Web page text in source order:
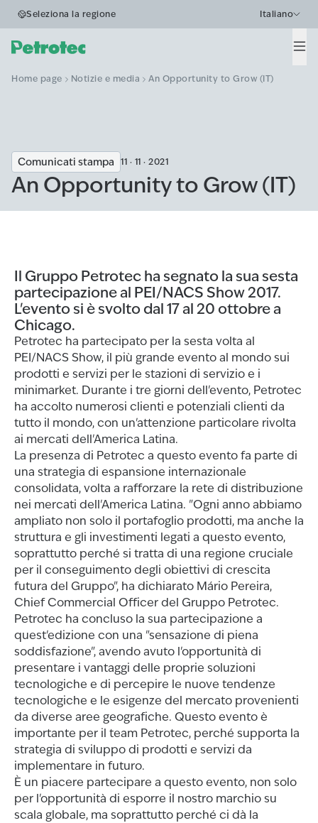
Seleziona la regione Italiano
Home page Notizie e media An Opportunity to Grow (IT)
Comunicati stampa 11 · 11 · 2021
An Opportunity to Grow (IT)
Il Gruppo Petrotec ha segnato la sua sesta
partecipazione al PEI/NACS Show 2017.
L'evento si è svolto dal 17 al 20 ottobre a
Chicago.
Petrotec ha partecipato per la sesta volta al
PEI/NACS Show, il più grande evento al mondo sui
prodotti e servizi per le stazioni di servizio e i
minimarket. Durante i tre giorni dell'evento, Petrotec
ha accolto numerosi clienti e potenziali clienti da
tutto il mondo, con un'attenzione particolare rivolta
ai mercati dell'America Latina.
La presenza di Petrotec a questo evento fa parte di
una strategia di espansione internazionale
consolidata, volta a rafforzare la rete di distribuzione
nei mercati dell'America Latina. "Ogni anno abbiamo
ampliato non solo il portafoglio prodotti, ma anche la
struttura e gli investimenti legati a questo evento,
soprattutto perché si tratta di una regione cruciale
per il conseguimento degli obiettivi di crescita
futura del Gruppo", ha dichiarato Mário Pereira,
Chief Commercial Officer del Gruppo Petrotec.
Petrotec ha concluso la sua partecipazione a
quest'edizione con una "sensazione di piena
soddisfazione", avendo avuto l'opportunità di
presentare i vantaggi delle proprie soluzioni
tecnologiche e di percepire le nuove tendenze
tecnologiche e le esigenze del mercato provenienti
da diverse aree geografiche. Questo evento è
importante per il team Petrotec, perché supporta la
strategia di sviluppo di prodotti e servizi da
implementare in futuro.
È un piacere partecipare a questo evento, non solo
per l'opportunità di esporre il nostro marchio su
scala globale, ma soprattutto perché ci dà la